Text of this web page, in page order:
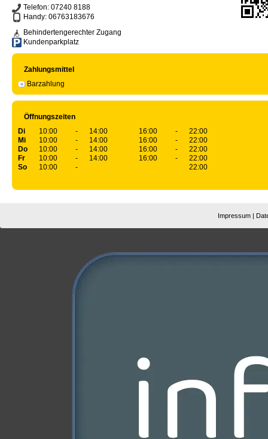
Telefon: 07240 8188
Handy: 06763183676
Behindertengerechter Zugang
Kundenparkplatz
Zahlungsmittel
Barzahlung
Öffnungszeiten
Di
10:00 - 14:00 16:00 -
22:00
Mi
10:00 - 14:00 16:00 -
22:00
Do
10:00 - 14:00 16:00 -
22:00
Fr
10:00 - 14:00 16:00 -
22:00
So
10:00 - 22:00
Impressum|